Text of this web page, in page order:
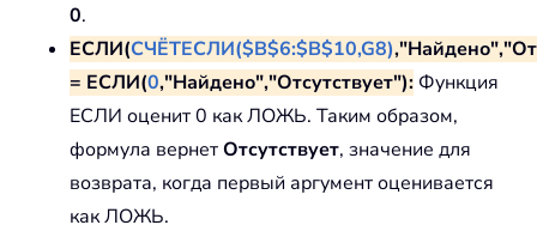
0.
ЕСЛИ(СЧЁТЕСЛИ($B$6:$B$10,G8)
= ЕСЛИ(0,"Найдено","Отсутствует"): Функция
ЕСЛИ оценит 0 как ЛОЖЬ. Таким образом,
формула вернетОтсутствует, значение для
возврата, когда первый аргумент оценивается
как ЛОЖЬ.